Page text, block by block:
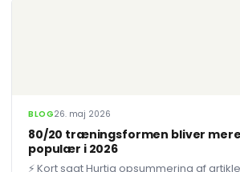
BLOG26. maj 2026
80/20 træningsformen bliver
populær i 2026
⚡ Kort sagt Hurtig opsummering af